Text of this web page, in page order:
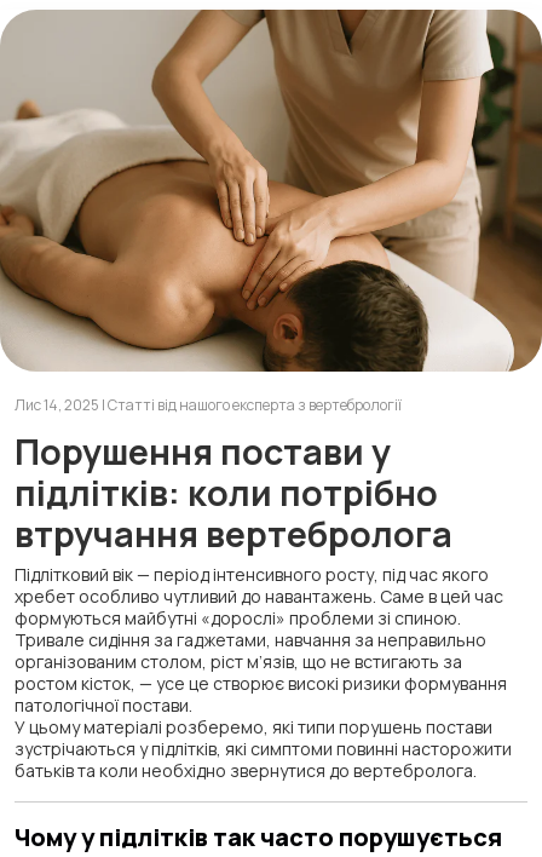
Лис 14, 2025 | Статті від нашого експерта з вертебрології
Порушення постави у
підлітків: коли потрібно
втручання вертебролога
Підлітковий вік — період інтенсивного росту, під час якого
хребет особливо чутливий до навантажень. Саме в цей час
формуються майбутні «дорослі» проблеми зі спиною.
Тривале сидіння за гаджетами, навчання за неправильно
організованим столом, ріст м’язів, що не встигають за
ростом кісток, — усе це створює високі ризики формування
патологічної постави.
У цьому матеріалі розберемо, які типи порушень постави
зустрічаються у підлітків, які симптоми повинні насторожити
батьків та коли необхідно звернутися до вертебролога.
Чому у підлітків так часто порушується